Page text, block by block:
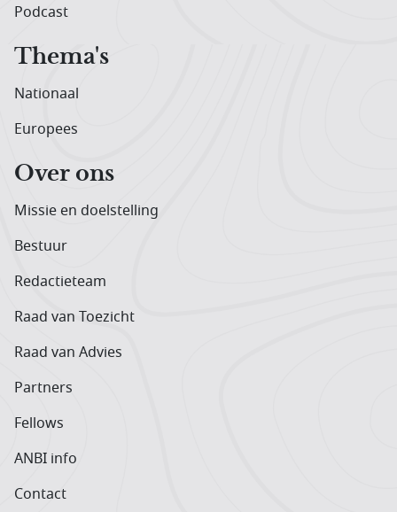
Podcast
Thema's
Nationaal
Europees
Over ons
Missie en doelstelling
Bestuur
Redactieteam
Raad van Toezicht
Raad van Advies
Partners
Fellows
ANBI info
Contact